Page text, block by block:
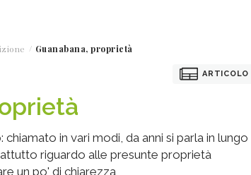
Guanabana, proprietà
ARTICOLO
in vari modi, da anni si parla in lungo
riguardo alle presunte proprietà
un po' di chiarezza